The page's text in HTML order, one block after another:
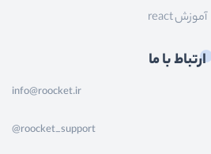
آموزش react
ارتباط با ما
info@roocket.ir
@roocket_support